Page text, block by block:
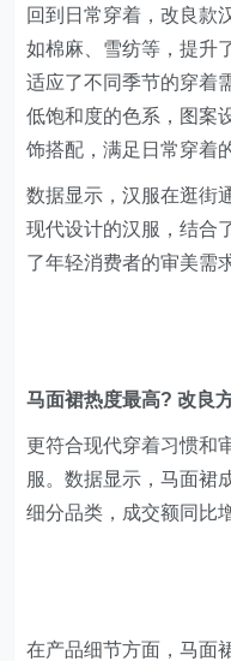
回到日常穿着，改良款
如棉麻、雪纺等，提升
适应了不同季节的穿着
低饱和度的色系，图案
饰搭配，满足日常穿着
数据显示，汉服在逛街
现代设计的汉服，结合
了年轻消费者的审美需
马面裙热度最高? 改良
更符合现代穿着习惯和
服。数据显示，马面裙
细分品类，成交额同比
在产品细节方面，马面